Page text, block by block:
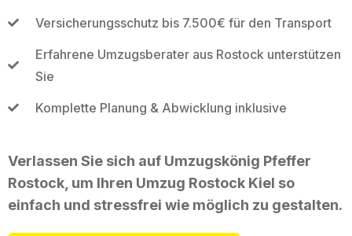
Versicherungsschutz bis 7.500€ für den Transport
Erfahrene Umzugsberater aus Rostock unterstützen
Sie
Komplette Planung & Abwicklung inklusive
Verlassen Sie sich auf Umzugskönig Pfeffer
Rostock, um Ihren Umzug Rostock Kiel so
einfach und stressfrei wie möglich zu gestalten.